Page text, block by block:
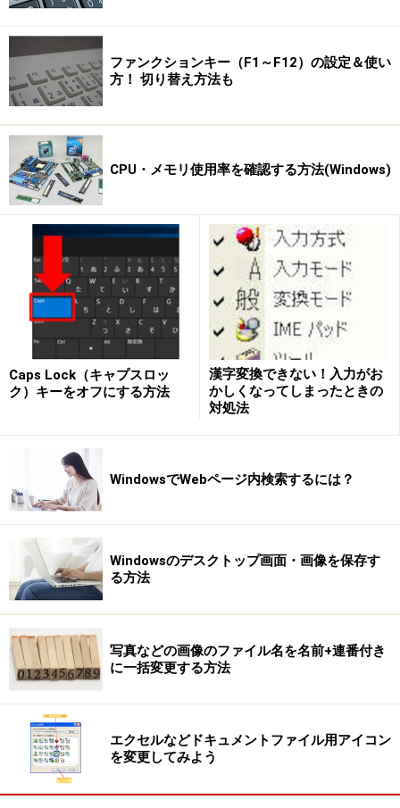
アログボックスを表示します。
ルールの条件とアクションを設定する方法は次ページ >>
※記事内容は執筆時点のものです。最新の内容をご確認くださ
い。
※OSやアプリ、ソフトのバージョンによっては画面表示、操作方
法が異なる可能性があります。
ファンクションキー（F1～F12）の設定＆使い
方！ 切り替え方法も
CPU・メモリ使用率を確認する方法(Windows)
Caps Lock（キャプスロッ
ク）キーをオフにする方法
漢字変換できない！入力がお
かしくなってしまったときの
対処法
WindowsでWebページ内検索するには？
Windowsのデスクトップ画面・画像を保存す
る方法
写真などの画像のファイル名を名前+連番付き
に一括変更する方法
エクセルなどドキュメントファイル用アイコン
を変更してみよう